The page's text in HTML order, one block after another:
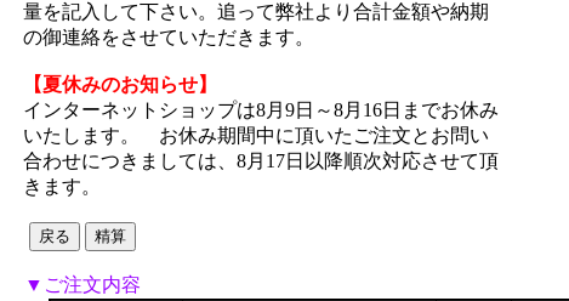
量を記入して下さい。追って弊社より合計金額や納期
の御連絡をさせていただきます。
【夏休みのお知らせ】
インターネットショップは8月9日～8月16日までお休み
いたします。 お休み期間中に頂いたご注文とお問い
合わせにつきましては、8月17日以降順次対応させて頂
きます。
▼ご注文内容